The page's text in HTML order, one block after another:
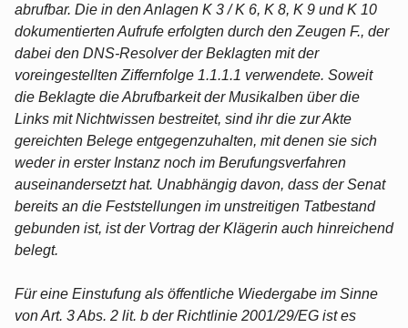
abrufbar. Die in den Anlagen K 3 / K 6, K 8, K 9 und K 10
dokumentierten Aufrufe erfolgten durch den Zeugen F., der
dabei den DNS-Resolver der Beklagten mit der
voreingestellten Ziffernfolge 1.1.1.1 verwendete. Soweit
die Beklagte die Abrufbarkeit der Musikalben über die
Links mit Nichtwissen bestreitet, sind ihr die zur Akte
gereichten Belege entgegenzuhalten, mit denen sie sich
weder in erster Instanz noch im Berufungsverfahren
auseinandersetzt hat. Unabhängig davon, dass der Senat
bereits an die Feststellungen im unstreitigen Tatbestand
gebunden ist, ist der Vortrag der Klägerin auch hinreichend
belegt.
Für eine Einstufung als öffentliche Wiedergabe im Sinne
von Art. 3 Abs. 2 lit. b der Richtlinie 2001/29/EG ist es